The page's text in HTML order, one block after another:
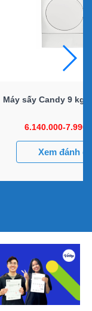
Máy sấy Candy 9 kg
6.140.000-
Xem đánh